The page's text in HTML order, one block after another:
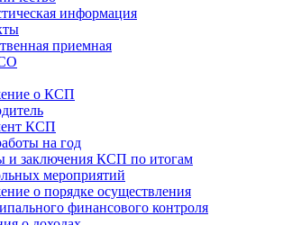
информация
приемная
о КСП
КСП
на год
и заключения КСП по итогам
мероприятий
о порядке осуществления
финансового контроля